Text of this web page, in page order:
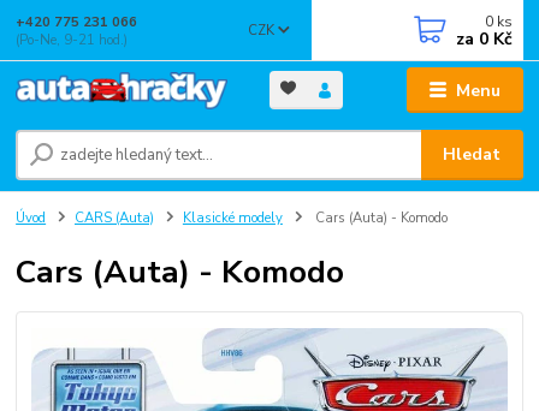
Menu
CZK
Hledat
+420 775 231 066
(Po-Ne, 9-21 hod.)
0 ks
za 0 Kč
Úvod CARS (Auta) Klasické modely Cars (Auta) - Komodo
Cars (Auta) - Komodo